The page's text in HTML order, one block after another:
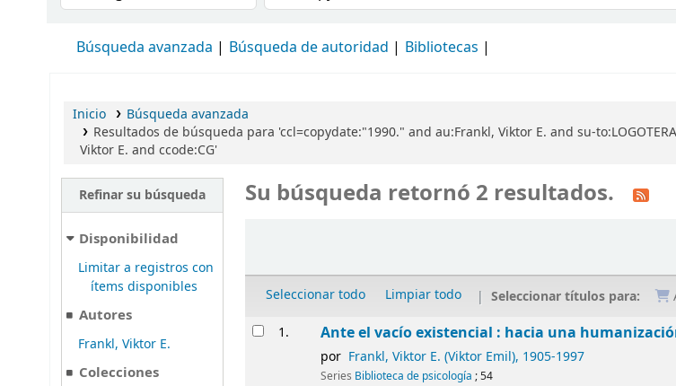
Búsqueda avanzada Búsqueda de autoridad Bibliotecas
Inicio
Búsqueda avanzada
Resultados de búsqueda para 'ccl=copydate:"1990." and au:Frankl, Viktor E. and su-
Viktor E. and ccode:CG'
Refinar su búsqueda
Disponibilidad
Limitar a registros con
ítems disponibles
Autores
Frankl, Viktor E.
Colecciones
Su búsqueda retornó 2 resultados.
Seleccionar todo Limpiar todo Seleccionar títulos para:
Resultados
1. Ante el vacío existencial : hacia una
por Frankl, Viktor E. (Viktor Emil), 1905-1997
Series Biblioteca de psicología ; 54